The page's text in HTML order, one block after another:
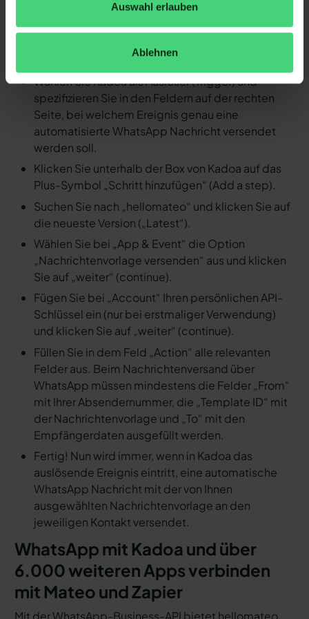
Auswahl erlauben
Ablehnen
Nachricht versenden
erstellen Sie einen neuen Zap.
Wählen Sie Kadoa als Auslöser (Trigger) und
spezifizieren Sie in den Feldern auf der rechten
Seite, bei welchem Ereignis genau eine
automatisierte WhatsApp Nachricht versendet
werden soll.
Klicken Sie unterhalb der Box von Kadoa auf das
Plus-Symbol „Schritt hinzufügen“ (Add a step).
Suchen Sie nach „hellomateo“ und klicken Sie auf
die neueste Version („Latest“).
Wählen Sie bei „App & Event“ die Option
„Nachrichtenvorlage versenden“ aus und klicken
Sie auf „weiter“ (continue).
Fügen Sie bei „Account“ Ihren persönlichen API-
Schlüssel ein (nur bei erstmaliger Verwendung)
und klicken Sie auf „weiter“ (continue).
Füllen Sie in dem Feld „Action“ alle relevanten
Felder aus. Beim Nachrichtenversand über
WhatsApp müssen mindestens die Felder „From“
mit Ihrer Absendernummer, die „Template ID“ mit
der Nachrichtenvorlage und „To“ mit den
Empfängerdaten ausgefüllt werden.
Fertig! Nun wird immer, wenn in Kadoa das
auslösende Ereignis eintritt, eine automatische
WhatsApp Nachricht mit der von Ihnen
ausgewählten Nachrichtenvorlage an den
jeweiligen Kontakt versendet.
WhatsApp mit Kadoa und über
6.000 weiteren Apps verbinden
mit Mateo und Zapier